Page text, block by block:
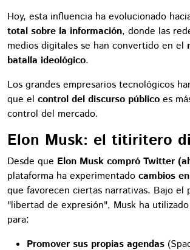
Hoy, esta influencia ha evolucionado
total sobre la información, donde las
medios digitales se han convertido en el
batalla ideológico.
Los grandes empresarios tecnológicos
que el control del discurso público es
control del mercado.
Elon Musk: el titiritero
Desde que Elon Musk compró Twitter
plataforma ha experimentado cambios
que favorecen ciertas narrativas. Bajo el
"libertad de expresión", Musk ha
para:
Promover sus propias agendas